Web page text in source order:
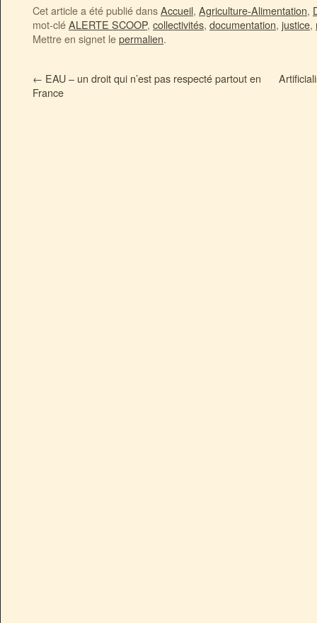
Cet article a été publié dansAccueil, Agriculture-Alimentation,
mot-cléALERTE SCOOP, collectivités, documentation, justice,
Mettre en signet lepermalien.
← EAU – un droit qui n’est pas respecté partout en
France